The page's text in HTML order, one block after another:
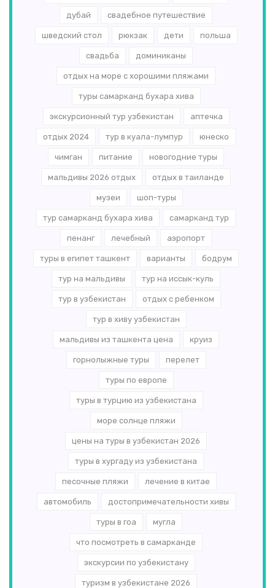
дубай свадебное путешествие
шведский стол рюкзак дети польша
свадьба доминиканы
отдых на море с хорошими пляжами
туры самарканд бухара хива
экскурсионный тур узбекистан аптечка
отдых 2024 тур в куала-лумпур юнеско
чимган питание новогодние туры
мальдивы 2026 отдых отдых в таиланде
музеи шоп-туры
тур самарканд бухара хива самарканд тур
пенанг лечебный аэропорт
туры в египет ташкент варианты бодрум
тур на мальдивы тур на иссык-куль
тур в узбекистан отдых с ребенком
тур в хиву узбекистан
мальдивы из ташкента цена круиз
горнолыжные туры перелет
туры по европе
туры в турцию из узбекистана
море солнце пляжи
цены на туры в узбекистан 2026
туры в хургаду из узбекистана
песочные пляжи лечение в китае
автомобиль достопримечательности хивы
туры в гоа мугла
что посмотреть в самарканде
экскурсии по узбекистану
туризм в узбекистане 2026